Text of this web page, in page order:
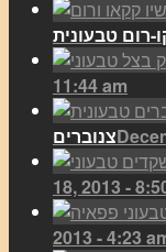
רום טבעונית
11:44 am
צנוברים
18, 2013 -
2013 - 4:23